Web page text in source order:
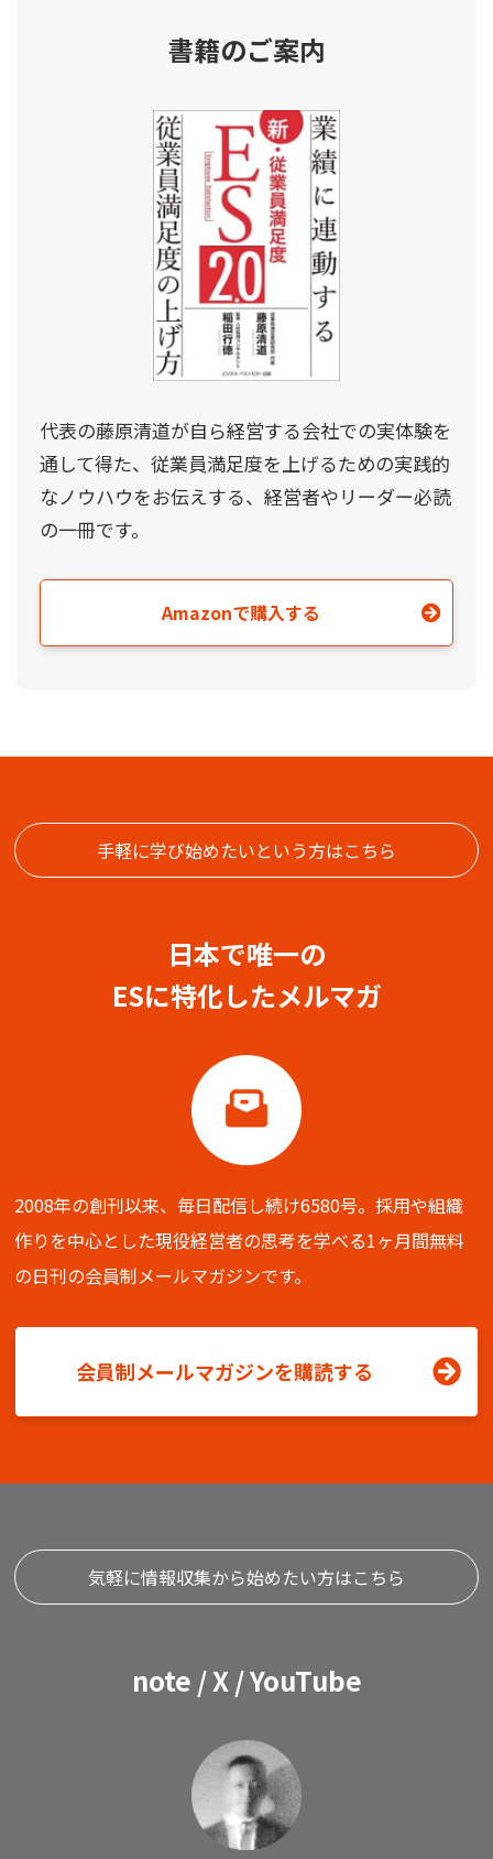
書籍のご案内
代表の藤原清道が自ら経営する会社での実体験を
通して得た、従業員満足度を上げるための実践的
なノウハウをお伝えする、経営者やリーダー必読
の一冊です。
Amazonで購入する
手軽に学び始めたいという方はこちら
日本で唯一の
ESに特化したメルマガ
2008年の創刊以来、毎日配信し続け6580号。採用や組織
作りを中心とした現役経営者の思考を学べる1ヶ月間無料
の日刊の会員制メールマガジンです。
会員制メールマガジンを購読する
気軽に情報収集から始めたい方はこちら
note / X / YouTube